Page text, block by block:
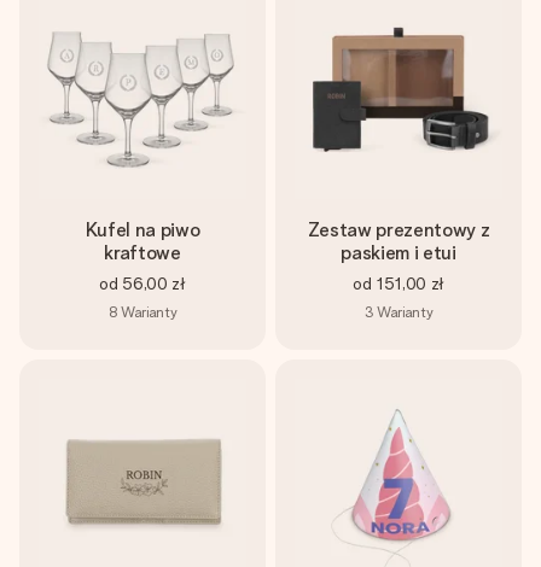
Darmowy bilecik z życzeniami
Stwórz coś wyjątkowego w zaledwie kilku krokach – z jej
imieniem, swoim zdjęciem lub wiadomością, która naprawdę
poruszy serce. Bez problemu, po prostu ogrom miłości na
Kufel na piwo
kraftowe
od 56,00 zł
8 Warianty
Zestaw prezentowy z
paskiem i etui
od 151,00 zł
3 Warianty